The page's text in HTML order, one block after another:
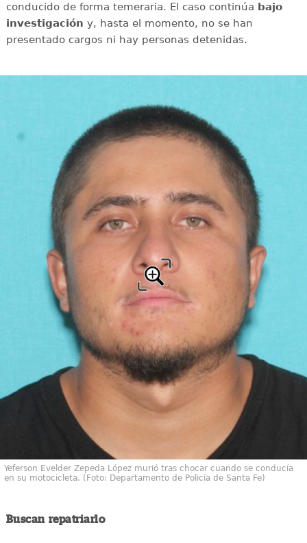
conducido de forma temeraria. El caso continúa bajo
investigación y, hasta el momento, no se han
presentado cargos ni hay personas detenidas.
Yeferson Evelder Zepeda López murió tras chocar cuando se conducía
en su motocicleta. (Foto: Departamento de Policía de Santa Fe)
Buscan repatriarlo